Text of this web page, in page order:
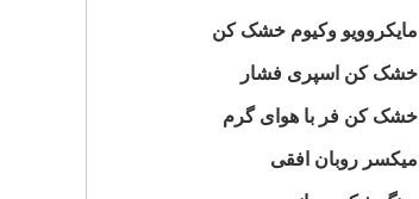
مایکروویو وکیوم خشک کن
خشک کن اسپری فشار
خشک کن فر با هوای گرم
میکسر روبان افقی